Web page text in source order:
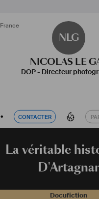
France
NLG
NICOLAS LE
DOP - Directeur
CONTACTER
CONTACTER
La véritable
Docufiction